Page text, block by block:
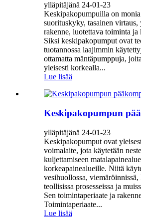
ylläpitäjänä 24-01-23
Keskipakopumpuilla on
suorituskyky, tasainen virtaus,
rakenne, luotettava toiminta ja
Siksi keskipakopumput ovat
tuotannossa laajimmin
ottamatta mäntäpumppuja,
yleisesti korkealla...
Lue lisää
Keskipakopumpun
ylläpitäjänä 24-01-23
Keskipakopumput ovat
voimalaite, jota käytetään
kuljettamiseen
korkeapainealueille. Niitä
vesihuollossa, viemäröinnissä,
teollisissa prosesseissa ja
Sen toimintaperiaate ja
Toimintaperiaate...
Lue lisää